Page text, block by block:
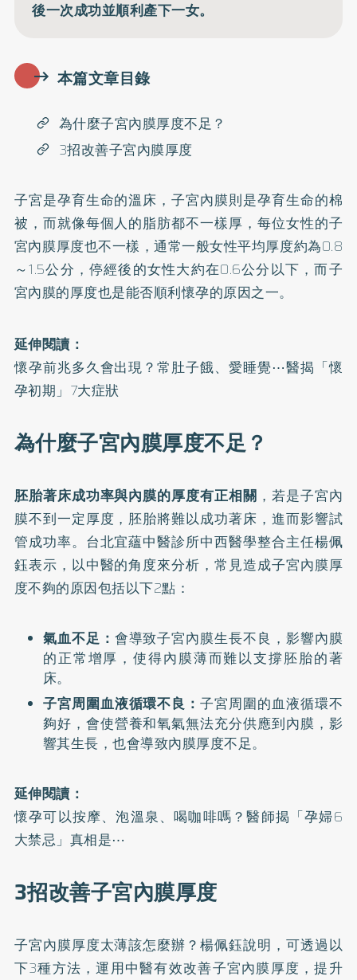
後一次成功並順利產下一女。
本篇文章目錄
為什麼子宮內膜厚度不足？
3招改善子宮內膜厚度
子宮是孕育生命的溫床，子宮內膜則是孕育生命的棉
被，而就像每個人的脂肪都不一樣厚，每位女性的子
宮內膜厚度也不一樣，通常一般女性平均厚度約為0.8
～1.5公分，停經後的女性大約在0.6公分以下，而子
宮內膜的厚度也是能否順利懷孕的原因之一。
延伸閱讀：
懷孕前兆多久會出現？常肚子餓、愛睡覺⋯醫揭「懷
孕初期」7大症狀
為什麼子宮內膜厚度不足？
胚胎著床成功率與內膜的厚度有正相關 ，若是子宮內
膜不到一定厚度，胚胎將難以成功著床，進而影響試
管成功率。台北宜蘊中醫診所中西醫學整合主任楊佩
鈺表示，以中醫的角度來分析，常見造成子宮內膜厚
度不夠的原因包括以下2點：
氣血不足： 會導致子宮內膜生長不良，影響內膜
的正常增厚，使得內膜薄而難以支撐胚胎的著
床。
子宮周圍血液循環不良：子宮周圍的血液循環不
夠好，會使營養和氧氣無法充分供應到內膜，影
響其生長，也會導致內膜厚度不足。
延伸閱讀：
懷孕可以按摩、泡溫泉、喝咖啡嗎？醫師揭「孕婦6
大禁忌」真相是⋯
3招改善子宮內膜厚度
子宮內膜厚度太薄該怎麼辦？楊佩鈺說明，可透過以
下3種方法，運用中醫有效改善子宮內膜厚度，提升